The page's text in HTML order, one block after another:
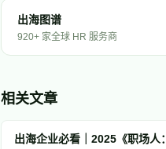
出海图谱
920+ 家全球 HR 服务商
相关文章